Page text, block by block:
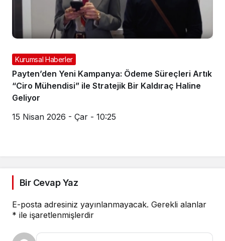
Kurumsal Haberler
Payten’den Yeni Kampanya: Ödeme Süreçleri Artık
“Ciro Mühendisi” ile Stratejik Bir Kaldıraç Haline
Geliyor
15 Nisan 2026 - Çar - 10:25
Bir Cevap Yaz
E-posta adresiniz yayınlanmayacak. Gerekli alanlar
* ile işaretlenmişlerdir